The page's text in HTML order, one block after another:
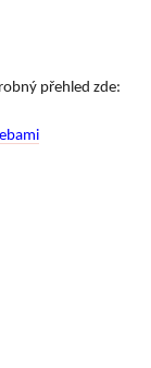
přehled zde: